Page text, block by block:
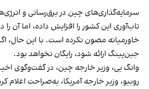
سرمایه‌گذاری‌های چین در برق‌رسانی و
تاب‌آوری این کشور را افزایش داده، اما آن را
خاورمیانه مصون نکرده است. با این حال،
جین‌پینگ ارائه شود، رایگان نخواهد بود.
وانگ یی، وزیر خارجه چین، در گفت‌وگوی
روبیو، وزیر خارجه آمریکا، به‌صراحت اعلام